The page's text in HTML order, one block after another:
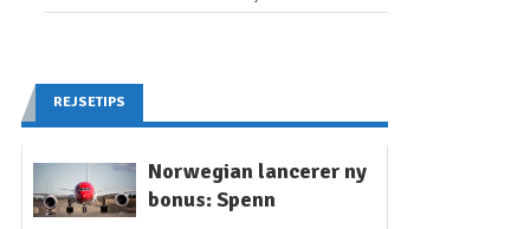
REJSETIPS
Norwegian lancerer ny
bonus: Spenn